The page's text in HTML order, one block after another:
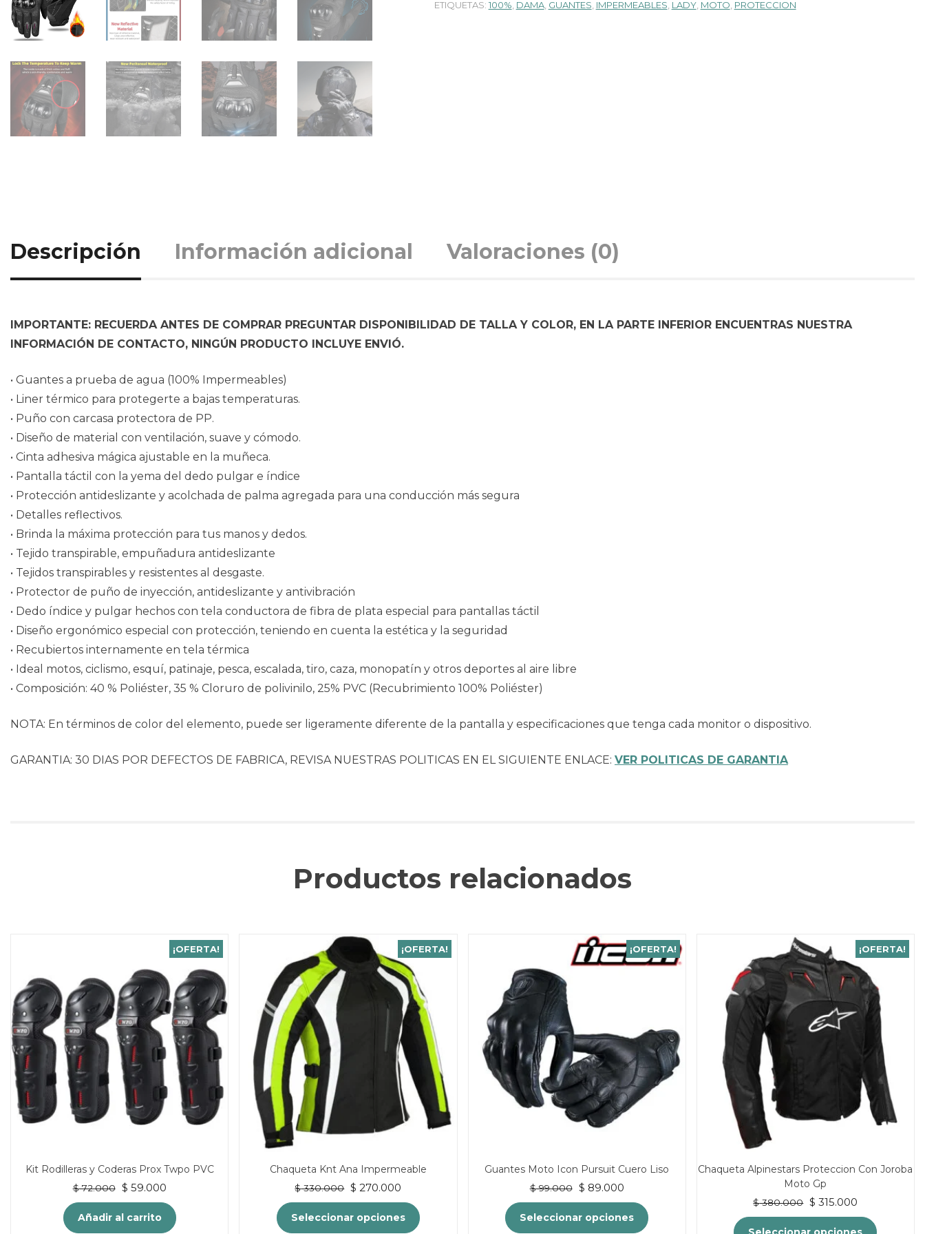
ETIQUETAS: 100% DAMA, GUANTES IMPERMEABLES LADY, MOTO PROTECCION
Descripción Información adicional Valoraciones (0)
IMPORTANTE: RECUERDA ANTES DE COMPRAR PREGUNTAR DISPONIBILIDAD DE TALLA Y COLOR, EN LA PARTE INFERIOR ENCUENTRAS NUESTRA
INFORMACIÓN DE CONTACTO, NINGÚN PRODUCTO INCLUYE ENVIÓ.
• Guantes a prueba de agua (100% Impermeables)
• Liner térmico para protegerte a bajas temperaturas.
• Puño con carcasa protectora de PP.
• Diseño de material con ventilación, suave y cómodo.
• Cinta adhesiva mágica ajustable en la muñeca.
• Pantalla táctil con la yema del dedo pulgar e índice
• Protección antideslizante y acolchada de palma agregada para una conducción más segura
• Detalles reflectivos.
• Brinda la máxima protección para tus manos y dedos.
• Tejido transpirable, empuñadura antideslizante
• Tejidos transpirables y resistentes al desgaste.
• Protector de puño de inyección, antideslizante y antivibración
• Dedo índice y pulgar hechos con tela conductora de fibra de plata especial para pantallas táctil
• Diseño ergonómico especial con protección, teniendo en cuenta la estética y la seguridad
• Recubiertos internamente en tela térmica
• Ideal motos, ciclismo, esquí, patinaje, pesca, escalada, tiro, caza, monopatín y otros deportes al aire libre
• Composición: 40 % Poliéster, 35 % Cloruro de polivinilo, 25% PVC (Recubrimiento 100% Poliéster)
NOTA: En términos de color del elemento, puede ser ligeramente diferente de la pantalla y especificaciones que tenga cada monitor o dispositivo.
GARANTIA: 30 DIAS POR DEFECTOS DE FABRICA, REVISA NUESTRAS POLITICAS EN EL SIGUIENTE ENLACE: VER POLITICAS DE GARANTIA
Productos relacionados
¡OFERTA!
Kit Rodilleras y Coderas Prox Twpo PVC
$72.000
El
precio
original
$ 59.000El
precio
actual
Añadir al carrito
¡OFERTA!
Chaqueta Knt Ana Impermeable
$330.000
El
precio
original
$ 270.000
precio
actual
Seleccionar opciones
¡OFERTA!
Guantes Moto Icon Pursuit Cuero Liso
$99.000
El
precio
original
$ 89.000El
precio
actual
Seleccionar opciones
¡OFERTA!
Chaqueta Alpinestars Proteccion Con Joroba
Moto Gp
$380.000
El
precio
original
$ 315.000
precio
actual